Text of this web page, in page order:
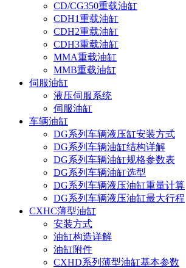
CD/CG350重载油缸
CDH1重载油缸
CDH2重载油缸
CDH3重载油缸
MMA重载油缸
MMB重载油缸
伺服油缸
液压伺服系统
伺服油缸
车辆油缸
DG系列车辆液压缸安装方式
DG系列车辆油缸结构详解
DG系列车辆油缸规格参数表
DG系列车辆油缸选型
DG系列车辆液压油缸重量计算
DG系列车辆液压油缸最大行程
CXHC薄型油缸
安装方式
油缸构造详解
油缸附件
CXHD系列薄型油缸基本参数